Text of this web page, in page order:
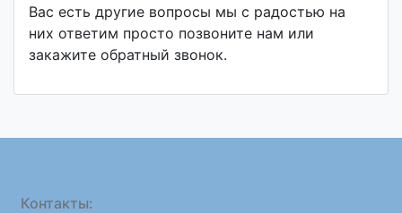
Вас есть другие вопросы мы с радостью на
них ответим просто позвоните нам или
закажите обратный звонок.
Контакты: